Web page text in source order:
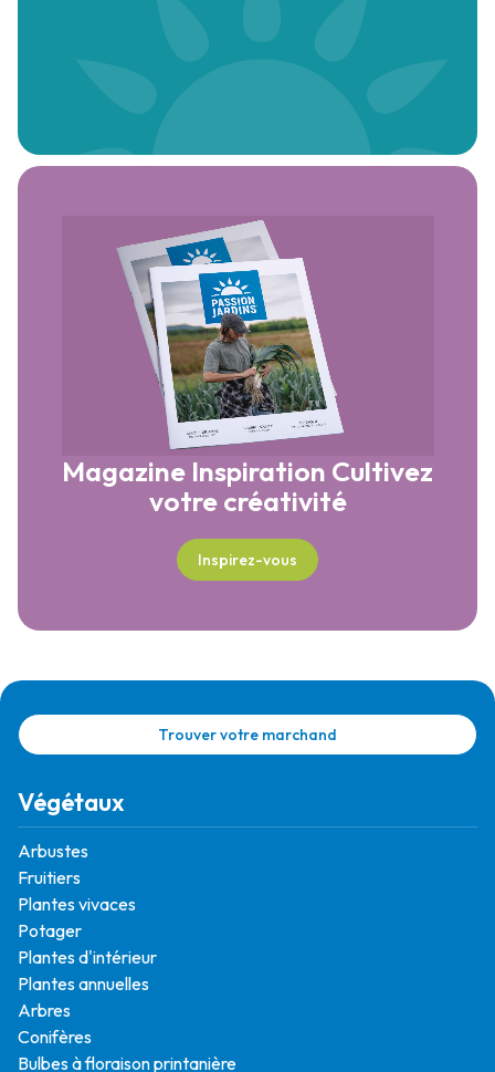
Magazine Inspiration Cultivez
votre créativité
Inspirez-vous
Trouver votre marchand
Végétaux
Arbustes
Fruitiers
Plantes vivaces
Potager
Plantes d'intérieur
Plantes annuelles
Arbres
Conifères
Bulbes à floraison printanière